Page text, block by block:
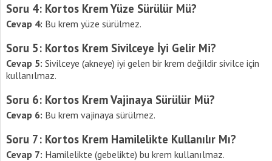
Soru 4: Kortos Krem Yüze Sürülür Mü?
Cevap 4: Bu krem yüze sürülmez.
Soru 5: Kortos Krem Sivilceye İyi Gelir Mi?
Cevap 5: Sivilceye (akneye) iyi gelen bir krem değildir sivilce için
kullanılmaz.
Soru 6: Kortos Krem Vajinaya Sürülür Mü?
Cevap 6: Bu krem vajinaya sürülmez.
Soru 7: Kortos Krem Hamilelikte Kullanılır Mı?
Cevap 7: Hamilelikte (gebelikte) bu krem kullanılmaz.